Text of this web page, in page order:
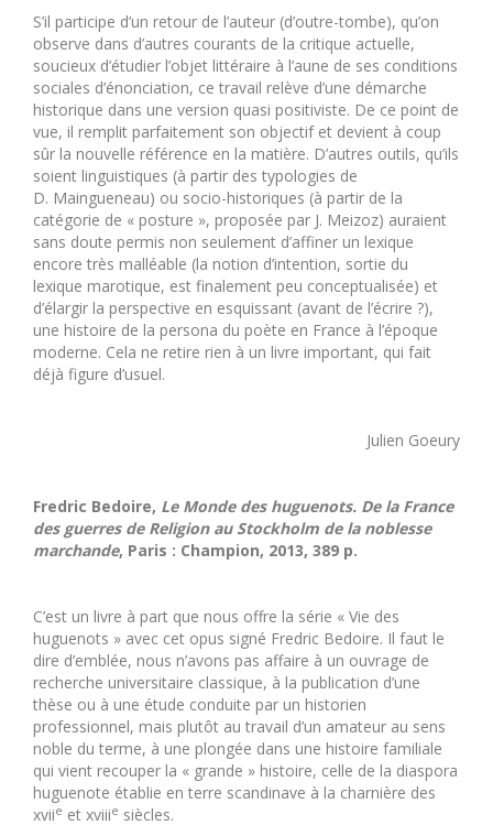
S’il participe d’un retour de l’auteur (d’outre-tombe), qu’on
observe dans d’autres courants de la critique actuelle,
soucieux d’étudier l’objet littéraire à l’aune de ses conditions
sociales d’énonciation, ce travail relève d’une démarche
historique dans une version quasi positiviste. De ce point de
vue, il remplit parfaitement son objectif et devient à coup
sûr la nouvelle référence en la matière. D’autres outils, qu’ils
soient linguistiques (à partir des typologies de
D. Maingueneau) ou socio-historiques (à partir de la
catégorie de « posture », proposée par J. Meizoz) auraient
sans doute permis non seulement d’affiner un lexique
encore très malléable (la notion d’intention, sortie du
lexique marotique, est finalement peu conceptualisée) et
d’élargir la perspective en esquissant (avant de l’écrire ?),
une histoire de la persona du poète en France à l’époque
moderne. Cela ne retire rien à un livre important, qui fait
déjà figure d’usuel.
Julien Goeury
Fredric Bedoire, Le Monde des huguenots. De la France
des guerres de Religion au Stockholm de la noblesse
marchande, Paris : Champion, 2013, 389 p.
C’est un livre à part que nous offre la série « Vie des
huguenots » avec cet opus signé Fredric Bedoire. Il faut le
dire d’emblée, nous n’avons pas affaire à un ouvrage de
recherche universitaire classique, à la publication d’une
thèse ou à une étude conduite par un historien
professionnel, mais plutôt au travail d’un amateur au sens
noble du terme, à une plongée dans une histoire familiale
qui vient recouper la « grande » histoire, celle de la diaspora
huguenote établie en terre scandinave à la charnière des
xviie et xviiie siècles.